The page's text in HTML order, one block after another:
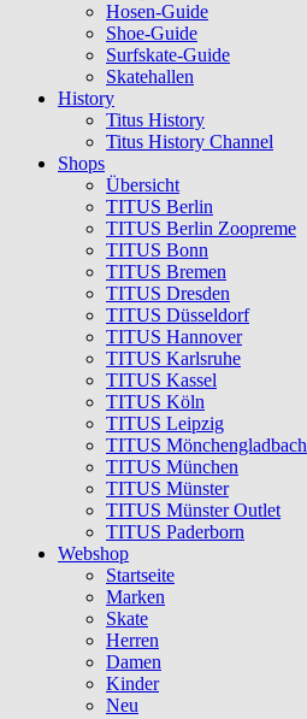
Hosen-Guide
Shoe-Guide
Surfskate-Guide
Skatehallen
History
Titus History
Titus History Channel
Shops
Übersicht
TITUS Berlin
TITUS Berlin Zoopreme
TITUS Bonn
TITUS Bremen
TITUS Dresden
TITUS Düsseldorf
TITUS Hannover
TITUS Karlsruhe
TITUS Kassel
TITUS Köln
TITUS Leipzig
TITUS Mönchengladbach
TITUS München
TITUS Münster
TITUS Münster Outlet
TITUS Paderborn
Webshop
Startseite
Marken
Skate
Herren
Damen
Kinder
Neu